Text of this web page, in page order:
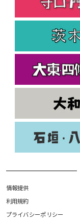
情報提供
利用規約
プライバシーポリシー